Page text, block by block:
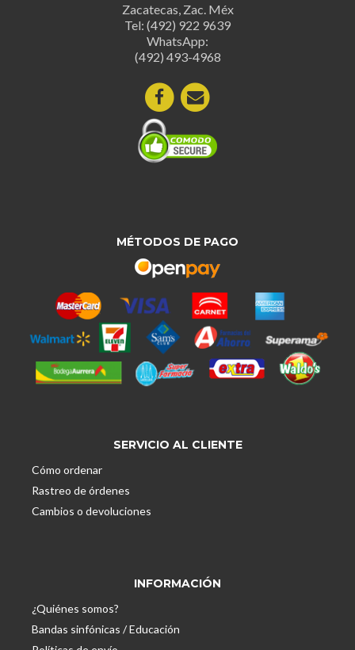
Zacatecas, Zac. Méx
Tel: (492) 922 9639
WhatsApp:
(492) 493-4968
MÉTODOS DE PAGO
SERVICIO AL CLIENTE
Cómo ordenar
Rastreo de órdenes
Cambios o devoluciones
INFORMACIÓN
¿Quiénes somos?
Bandas sinfónicas / Educación